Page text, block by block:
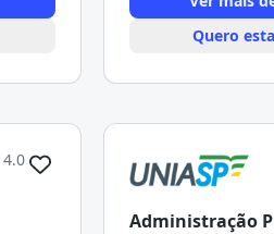
Quero
4.0
Administração